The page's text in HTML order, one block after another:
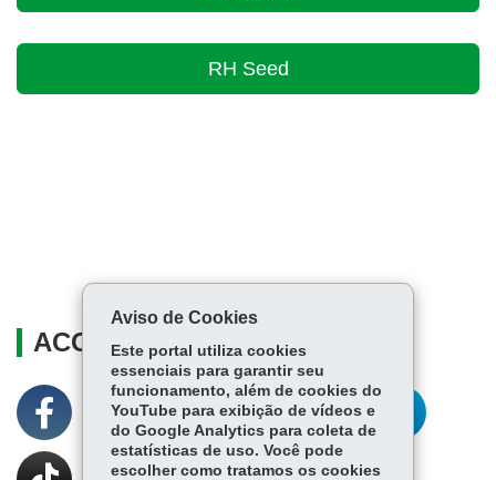
RH Seed
ACOMPANHE
Aviso de Cookies
Este portal utiliza cookies
essenciais para garantir seu
funcionamento, além de cookies do
YouTube para exibição de vídeos e
do Google Analytics para coleta de
estatísticas de uso. Você pode
escolher como tratamos os cookies